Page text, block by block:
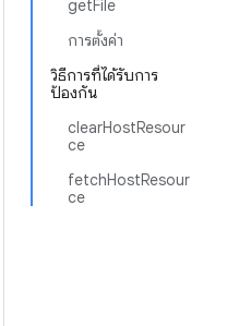
getFile
การตั้งค่า
วิธีการที่ได้รับการ
ป้องกัน
clearHostResour
ce
fetchHostResour
ce